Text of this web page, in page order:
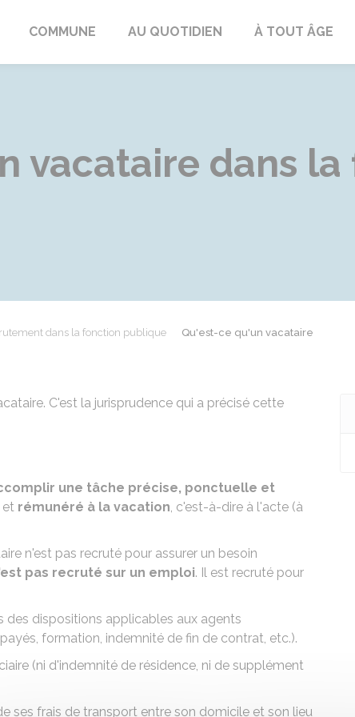
Champagne
COMMUNE AU QUOTIDIEN À TOUT ÂGE
vacataire dans
dans la fonction publique
Qu'est-ce qu'un vacataire
C'est la jurisprudence qui a précisé cette
une tâche précise, ponctuelle et
et rémunéré à la vacation, c'est-à-dire à l'acte (à
n'est pas recruté pour assurer un besoin
pas recruté sur un emploi. Il est recruté pour
des dispositions applicables aux agents
formation, indemnité de fin de contrat, etc.).
(ni d'indemnité de résidence, ni de supplément
ses frais de transport entre son domicile et son lieu